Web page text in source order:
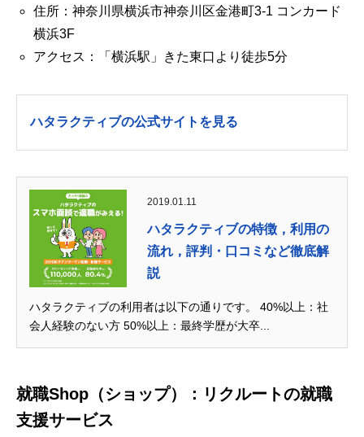
住所：神奈川県横浜市神奈川区金港町3-1 コンカード
横浜3F
アクセス：「横浜駅」きた東口より徒歩5分
ハタラクティブの公式サイトを見る
2019.01.11
ハタラクティブの特徴，利用の
流れ，評判・口コミなど徹底解
説
ハタラクティブの利用者は以下の通りです。 40%以上：社
会人経験のない方 50%以上：最終学歴が大卒...
就職Shop（ショップ）：リクルートの就職
支援サービス